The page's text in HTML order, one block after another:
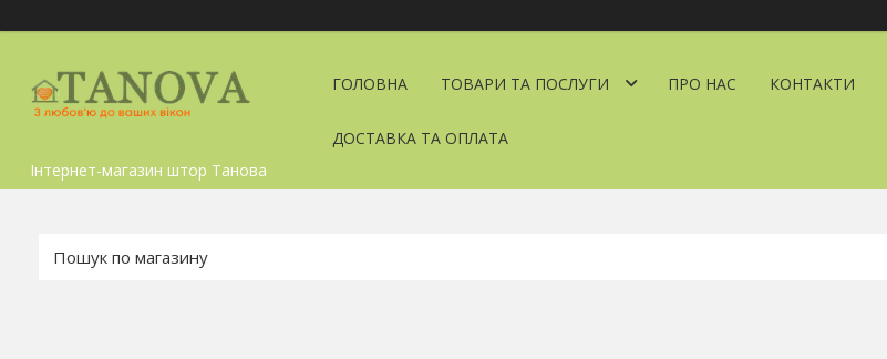
Інтернет-магазин штор Танова
ГОЛОВНА ТОВАРИ ТА ПОСЛУГИ ПРО НАС КОНТАКТИ
ДОСТАВКА ТА ОПЛАТА